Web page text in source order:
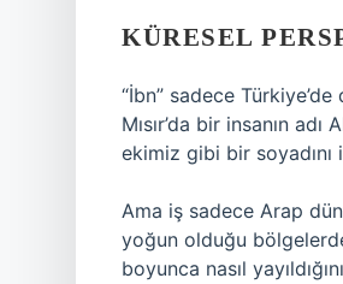
KÜRESEL
“İbn” sadece
Mısır’da bir insanın
ekimiz gibi bir soyadını
Ama iş sadece Arap
yoğun olduğu
boyunca nasıl